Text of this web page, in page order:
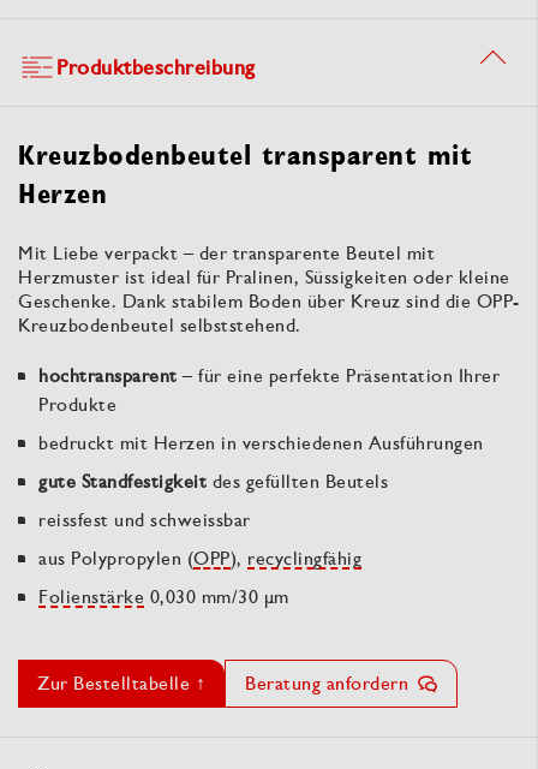
Produktbeschreibung
Kreuzbodenbeutel transparent mit
Herzen
Mit Liebe verpackt – der transparente Beutel mit
Herzmuster ist ideal für Pralinen, Süssigkeiten oder kleine
Geschenke. Dank stabilem Boden über Kreuz sind die OPP-
Kreuzbodenbeutel selbststehend.
hochtransparent – für eine perfekte Präsentation Ihrer
Produkte
bedruckt mit Herzen in verschiedenen Ausführungen
gute Standfestigkeit des gefüllten Beutels
reissfest und schweissbar
aus Polypropylen (OPP), recyclingfähig
Folienstärke 0,030 mm/30 µm
Zur Bestelltabelle ↑ Beratung anfordern